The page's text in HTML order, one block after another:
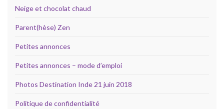
Neige et chocolat chaud
Parent(hèse) Zen
Petites annonces
Petites annonces – mode d’emploi
Photos Destination Inde 21 juin 2018
Politique de confidentialité